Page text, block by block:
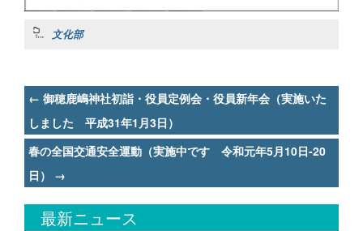
文化部
Post
navigation
← 御穂鹿嶋神社初詣・役員定例会・役員新年会（実施いた
しました 平成31年1月3日）
春の全国交通安全運動（実施中です 令和元年5月10日-20
日） →
最新ニュース